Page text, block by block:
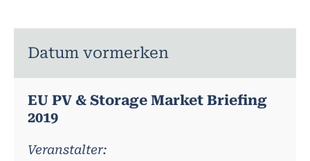
Datum vormerken
EU PV & Storage Market Briefing
2019
Veranstalter: